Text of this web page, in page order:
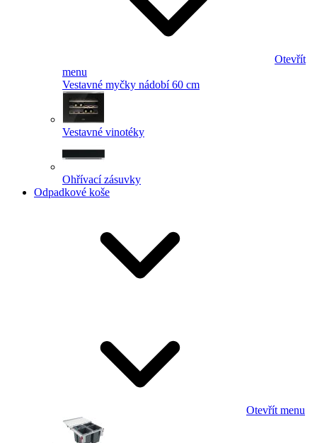
Otevřít
menu
Vestavné myčky nádobí 60 cm
Vestavné vinotéky
Ohřívací zásuvky
Odpadkové koše
Otevřít menu